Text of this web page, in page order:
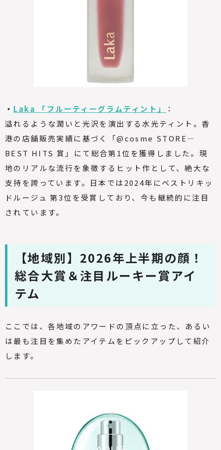
・ Laka 「フルーティーグラムティント」
：
溢れるような潤いと光沢を演出する水光ティント。香
港の店舗販売実績に基づく「@cosme STORE—
BEST HITS 賞」にて総合第1位を獲得しました。現
地のリアルな流行を象徴するヒット作として、絶大な
支持を誇っています。日本では2024年にベストリキッ
ドルージュ 第3位を受賞しており、今も継続的に注目
されています。
【地域別】2026年上半期の顔！
総合大賞＆注目ルーキー賞アイ
テム
ここでは、各地域のアワードの頂点に立った、あるい
は最も注目を集めたアイテムをピックアップして紹介
します。